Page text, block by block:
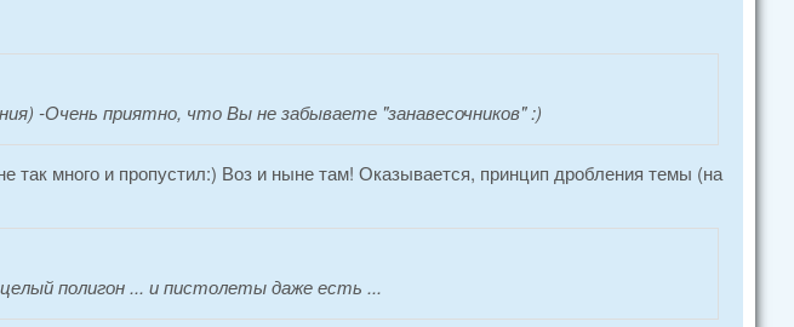
-Очень приятно, что Вы не забываете "занавесочников" :)
так много и пропустил:) Воз и ныне там! Оказывается, принцип дробления темы (на
полигон ... и пистолеты даже есть ...